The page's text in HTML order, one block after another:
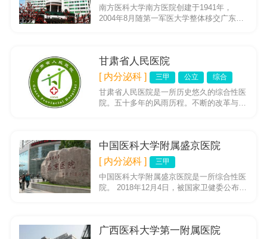
南方医科大学南方医院创建于1941年，
2004年8月随第一军医大学整体移交广东
甘肃省人民医院
[ 内分泌科 ] 三甲 公立 综合
甘肃省人民医院是一所历史悠久的综合性医
院。五十多年的风雨历程。不断的改革与发
中国医科大学附属盛京医院
[ 内分泌科 ] 三甲
中国医科大学附属盛京医院是一所综合性医
院。 2018年12月4日，被国家卫健委公布为
广西医科大学第一附属医院